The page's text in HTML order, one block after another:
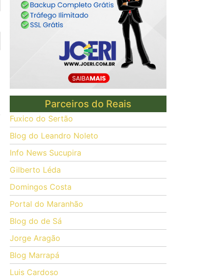
Parceiros do Reais
Fuxico do Sertão
Blog do Leandro Noleto
Info News Sucupira
Gilberto Léda
Domingos Costa
Portal do Maranhão
Blog do de Sá
Jorge Aragão
Blog Marrapá
Luis Cardoso